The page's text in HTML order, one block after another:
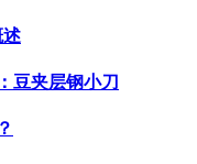
述
豆夹层钢小刀